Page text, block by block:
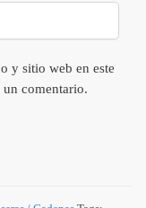
y sitio web en este
comentario.